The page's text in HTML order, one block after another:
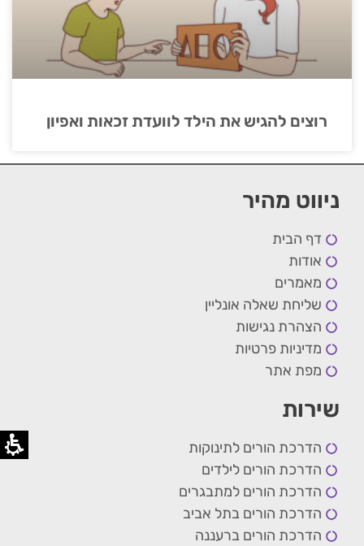
רוצים להגיש את הילד לוועדת זכאות ואפיון
ניווט מהיר
דף הבית
אודות
מאמרים
שליחת שאלה אונליין
הצהרת נגישות
מדיניות פרטיות
מפת אתר
שירות
הדרכת הורים לתינוקות
הדרכת הורים לילדים
הדרכת הורים למתבגרים
הדרכת הורים בתל אביב
הדרכת הורים ברעננה